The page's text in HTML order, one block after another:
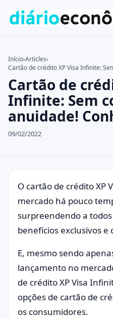
Notícias
Programas de Governo
Buscar no site
Buscar por:
Pressione Enter para
Início›Articles›
Cartão de crédito XP Visa Infinite:
Cartão de
Infinite: Sem
anuidade!
09/02/2022
O cartão de crédito XP
mercado há pouco
surpreendendo a
benefícios exclusivos e
E, mesmo sendo
lançamento no
de crédito XP Visa
opções de cartão de
os consumidores.